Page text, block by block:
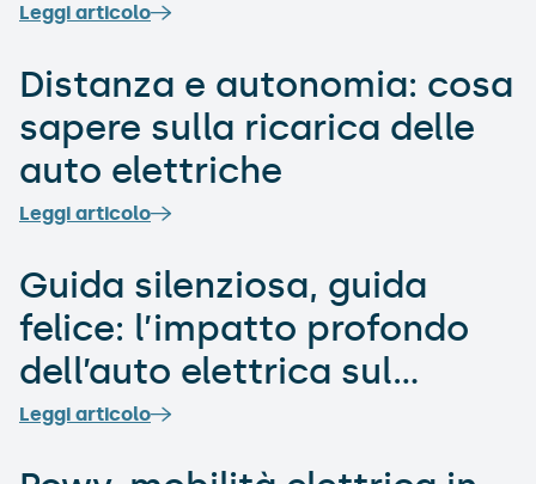
Leggi articolo
Distanza e autonomia: cosa
sapere sulla ricarica delle
auto elettriche
Leggi articolo
Guida silenziosa, guida
felice: l’impatto profondo
dell’auto elettrica sul
benessere di guida
Leggi articolo